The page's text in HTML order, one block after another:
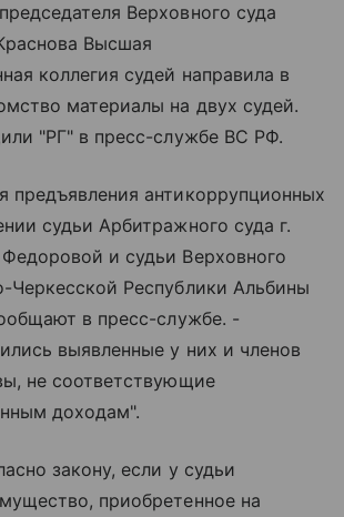
Верховного суда
Высшая
коллегия судей направила в
материалы на двух судей.
"РГ" в пресс-службе ВС РФ.
предъявления антикоррупционных
судьи Арбитражного суда г.
и судьи Верховного
Черкесской Республики Альбины
в пресс-службе. -
выявленные у них и членов
не соответствующие
доходам".
закону, если у судьи
приобретенное на